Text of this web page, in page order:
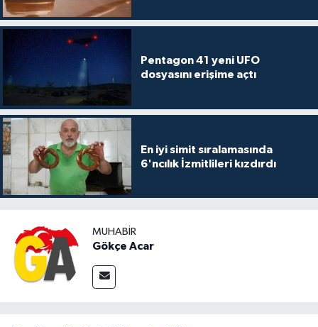
Pentagon 41 yeni UFO
dosyasını erişime açtı
En iyi simit sıralamasında
6'ncılık İzmitlileri kızdırdı
MUHABIR
Gökçe Acar